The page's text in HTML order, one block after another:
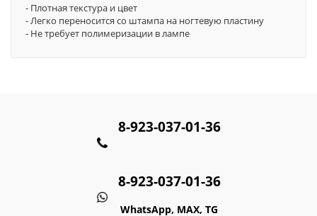
- Плотная текстура и цвет
- Легко переносится со штампа на ногтевую пластину
- Не требует полимеризации в лампе
8-923-037-01-36
8-923-037-01-36
WhatsApp, MAX, TG